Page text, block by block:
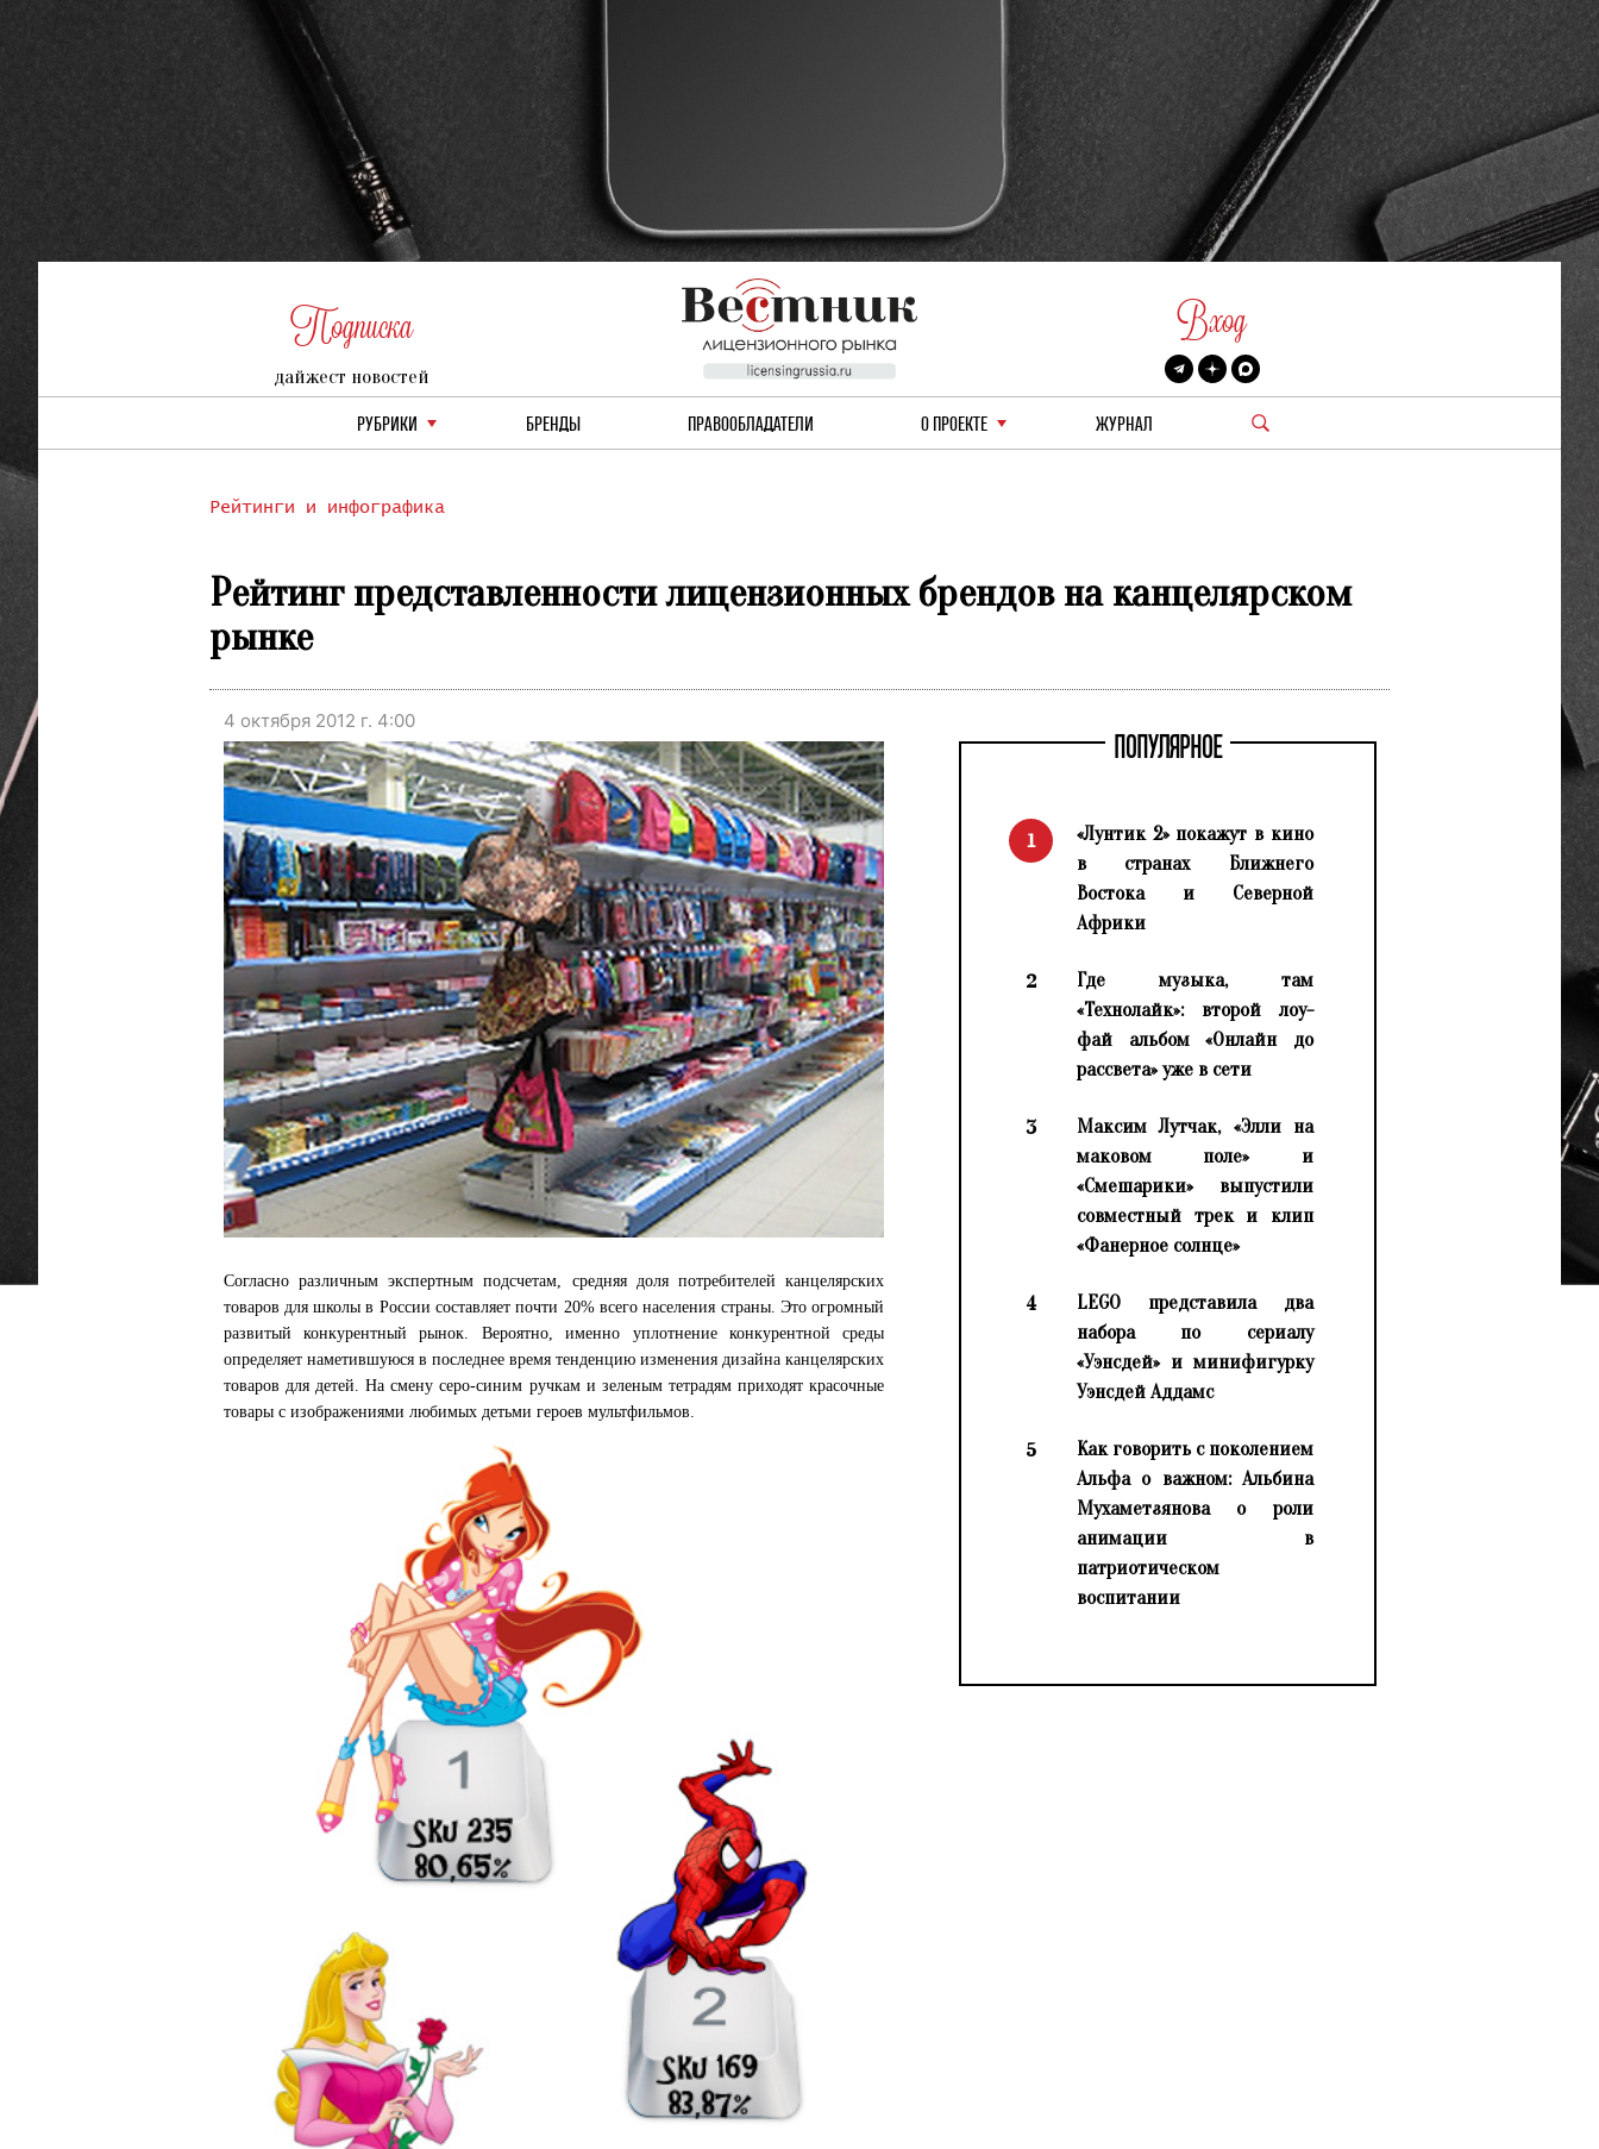
Подписка
дайжест новостей
Вход
РУБРИКИ БРЕНДЫ ПРАВООБЛАДАТЕЛИ О ПРОЕКТЕ ЖУРНАЛ
Рейтинги и инфографика
Рейтинг представленности лицензионных брендов на канцелярском
рынке
4 октября 2012 г. 4:00
Согласно различным экспертным подсчетам, средняя доля потребителей канцелярских
товаров дляшколы в России составляет почти 20% всего населения страны. Это огромный
развитый конкурентный рынок. Вероятно, именно уплотнение конкурентной среды
определяет наметившуюся в последнее время тенденцию изменения дизайна канцелярских
товаров для детей. На смену серо-синим ручкам и зеленым тетрадям приходят красочные
товары с изображениями любимых детьми героев мультфильмов.
ПОПУЛЯРНОЕ
1
«Лунтик 2» покажут в кино
в странах Ближнего
Востока и Северной
Африки
2
Где музыка, там
«Технолайк»: второй лоу-
фай альбом «Онлайн до
рассвета» уже в сети
3
Максим Лутчак, «Элли на
маковом поле» и
«Смешарики» выпустили
совместный трек и клип
«Фанерное солнце»
4
LEGO представила два
набора по сериалу
«Уэнсдей» и минифигурку
Уэнсдей Аддамс
5
Как говорить с поколением
Альфа о важном: Альбина
Мухаметзянова о роли
анимации в
патриотическом
воспитании